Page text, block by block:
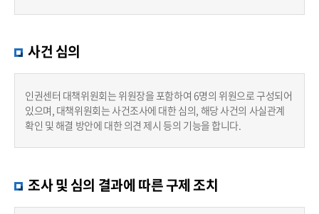
사건 심의
인권센터 대책위원회는 위원장을 포함하여 6명의 위원으로 구성되어
있으며, 대책위원회는 사건조사에 대한 심의, 해당 사건의 사실관계
확인 및 해결 방안에 대한 의견 제시 등의 기능을 합니다.
조사 및 심의 결과에 따른 구제 조치